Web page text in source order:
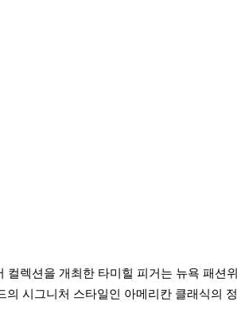
렉션을 개최한 타미힐 피거는 뉴욕 패션위
의 시그니처 스타일인 아메리칸 클래식의 정